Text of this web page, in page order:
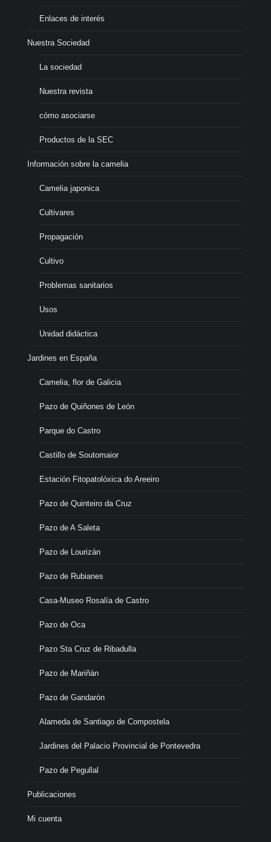
Enlaces de interés
Nuestra Sociedad
La sociedad
Nuestra revista
cómo asociarse
Productos de la SEC
Información sobre la camelia
Camelia japonica
Cultivares
Propagación
Cultivo
Problemas sanitarios
Usos
Unidad didáctica
Jardines en España
Camelia, flor de Galicia
Pazo de Quiñones de León
Parque do Castro
Castillo de Soutomaior
Estación Fitopatolóxica do Areeiro
Pazo de Quinteiro da Cruz
Pazo de A Saleta
Pazo de Lourizán
Pazo de Rubianes
Casa-Museo Rosalía de Castro
Pazo de Oca
Pazo Sta Cruz de Ribadulla
Pazo de Mariñán
Pazo de Gandarón
Alameda de Santiago de Compostela
Jardines del Palacio Provincial de Pontevedra
Pazo de Pegullal
Publicaciones
Mi cuenta